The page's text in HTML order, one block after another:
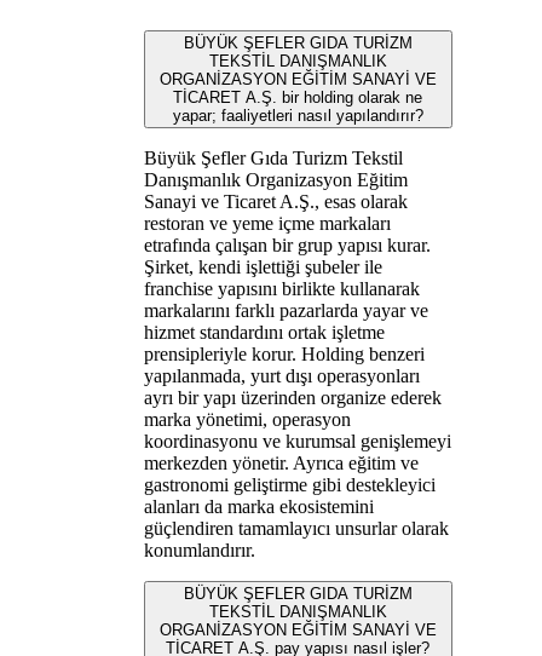
BÜYÜK ŞEFLER GIDA TURİZM
TEKSTİL DANIŞMANLIK
ORGANİZASYON EĞİTİM SANAYİ VE
TİCARET A.Ş. bir holding olarak ne
yapar; faaliyetleri nasıl yapılandırır?
Büyük Şefler Gıda Turizm Tekstil
Danışmanlık Organizasyon Eğitim
Sanayi ve Ticaret A.Ş., esas olarak
restoran ve yeme içme markaları
etrafında çalışan bir grup yapısı kurar.
Şirket, kendi işlettiği şubeler ile
franchise yapısını birlikte kullanarak
markalarını farklı pazarlarda yayar ve
hizmet standardını ortak işletme
prensipleriyle korur. Holding benzeri
yapılanmada, yurt dışı operasyonları
ayrı bir yapı üzerinden organize ederek
marka yönetimi, operasyon
koordinasyonu ve kurumsal genişlemeyi
merkezden yönetir. Ayrıca eğitim ve
gastronomi geliştirme gibi destekleyici
alanları da marka ekosistemini
güçlendiren tamamlayıcı unsurlar olarak
konumlandırır.
BÜYÜK ŞEFLER GIDA TURİZM
TEKSTİL DANIŞMANLIK
ORGANİZASYON EĞİTİM SANAYİ VE
TİCARET A.Ş. pay yapısı nasıl işler?